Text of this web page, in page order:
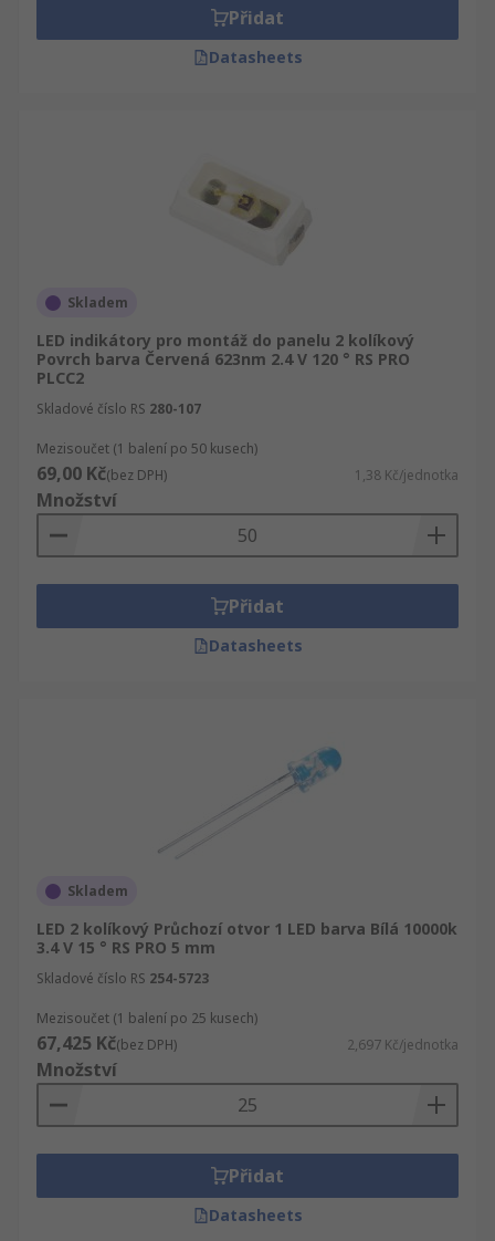
Přidat
Datasheets
Skladem
LED indikátory pro montáž do panelu 2 kolíkový
Povrch barva Červená 623nm 2.4 V 120 ° RS PRO
PLCC2
Skladové číslo RS 280-107
Mezisoučet (1 balení po 50 kusech)
69,00 Kč(bez DPH) 1,38 Kč/jednotka
Množství
Přidat
Datasheets
Skladem
LED 2 kolíkový Průchozí otvor 1 LED barva Bílá 10000k
3.4 V 15 ° RS PRO 5 mm
Skladové číslo RS 254-5723
Mezisoučet (1 balení po 25 kusech)
67,425 Kč(bez DPH) 2,697 Kč/jednotka
Množství
Přidat
Datasheets